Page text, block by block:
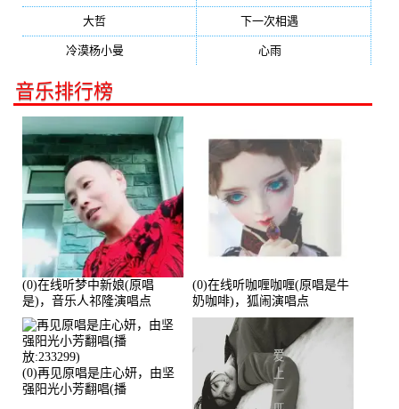
大哲 下一次相遇
冷漠杨小曼 心雨(232)
音乐排行榜
(0)在线听梦中新娘(原唱
是)，音乐人祁隆演唱点
播:2713192次
(0)在线听咖喱咖喱(原唱是牛
奶咖啡)，狐闹演唱点
播:287579次
(0)再见原唱是庄心妍，由坚
强阳光小芳翻唱(播